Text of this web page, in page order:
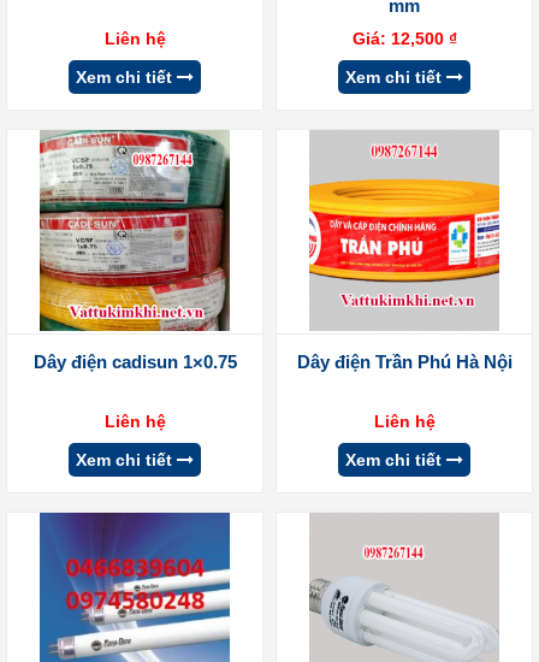
Liên hệ
Xem chi tiết
mm
Giá: 12,500 ₫
Xem chi tiết
Dây điện cadisun 1×0.75
Liên hệ
Xem chi tiết
Dây điện Trần Phú Hà Nội
Liên hệ
Xem chi tiết